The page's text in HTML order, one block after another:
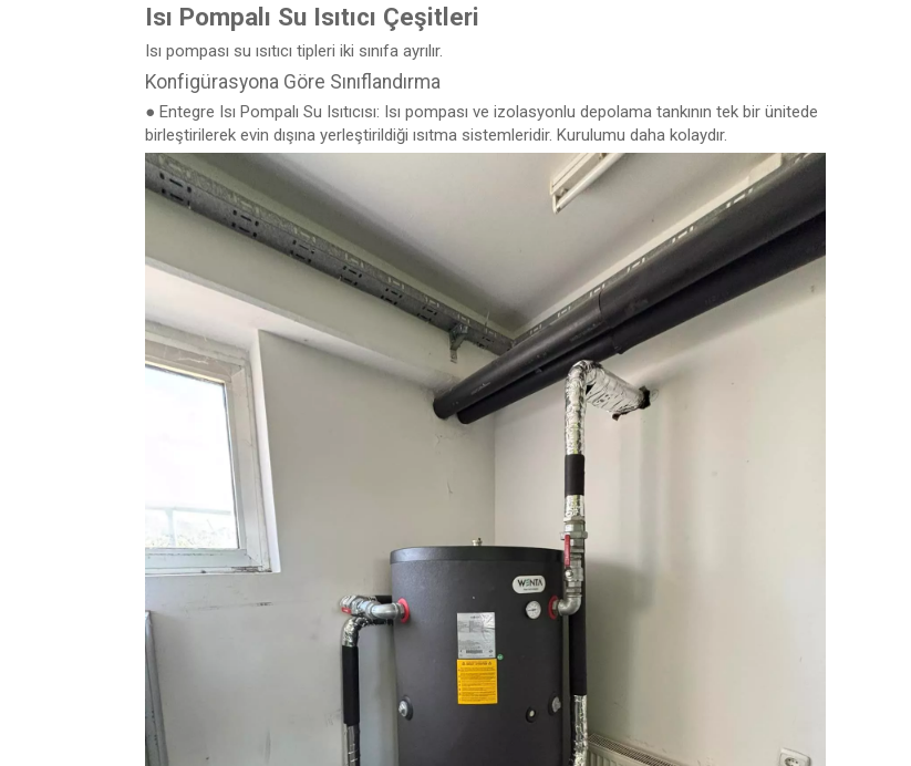
Isı Pompalı Su Isıtıcı Çeşitleri
Isı pompası su ısıtıcı tipleri iki sınıfa ayrılır.
Konfigürasyona Göre Sınıflandırma
● Entegre Isı Pompalı Su Isıtıcısı: Isı pompası ve izolasyonlu depolama tankının tek bir ünitede
birleştirilerek evin dışına yerleştirildiği ısıtma sistemleridir. Kurulumu daha kolaydır.